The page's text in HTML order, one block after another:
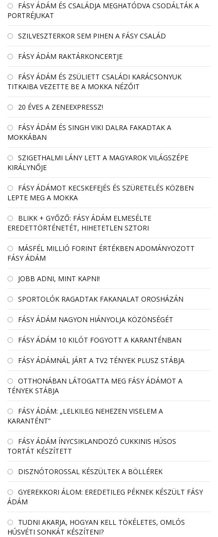
FÁSY ÁDÁM ÉS CSALÁDJA MEGHATÓDVA CSODÁLTÁK A
PORTRÉJUKAT
SZILVESZTERKOR SEM PIHEN A FÁSY CSALÁD
FÁSY ÁDÁM RAKTÁRKONCERTJE
FÁSY ÁDÁM ÉS ZSÜLIETT CSALÁDI KARÁCSONYUK
TITKAIBA VEZETTE BE A MOKKA NÉZŐIT
20 ÉVES A ZENEEXPRESSZ!
FÁSY ÁDÁM ÉS SINGH VIKI DALRA FAKADTAK A
MOKKÁBAN
SZIGETHALMI LÁNY LETT A MAGYAROK VILÁGSZÉPE
KIRÁLYNŐJE
FÁSY ÁDÁMOT KECSKEFEJÉS ÉS SZÜRETELÉS KÖZBEN
LEPTE MEG A MOKKA
BLIKK + GYŐZŐ: FÁSY ÁDÁM ELMESÉLTE
EREDETTÖRTÉNETÉT, HIHETETLEN SZTORI
MÁSFÉL MILLIÓ FORINT ÉRTÉKBEN ADOMÁNYOZOTT
FÁSY ÁDÁM
JOBB ADNI, MINT KAPNI!
SPORTOLÓK RAGADTAK FAKANALAT OROSHÁZÁN
FÁSY ÁDÁM NAGYON HIÁNYOLJA KÖZÖNSÉGÉT
FÁSY ÁDÁM 10 KILÓT FOGYOTT A KARANTÉNBAN
FÁSY ÁDÁMNÁL JÁRT A TV2 TÉNYEK PLUSZ STÁBJA
OTTHONÁBAN LÁTOGATTA MEG FÁSY ÁDÁMOT A
TÉNYEK STÁBJA
FÁSY ÁDÁM: „LELKILEG NEHEZEN VISELEM A
KARANTÉNT”
FÁSY ÁDÁM ÍNYCSIKLANDOZÓ CUKKINIS HÚSOS
TORTÁT KÉSZÍTETT
DISZNÓTOROSSAL KÉSZÜLTEK A BÖLLÉREK
GYEREKKORI ÁLOM: EREDETILEG PÉKNEK KÉSZÜLT FÁSY
ÁDÁM
TUDNI AKARJA, HOGYAN KELL TÖKÉLETES, OMLÓS
HÚSVÉTI SONKÁT KÉSZÍTENI?